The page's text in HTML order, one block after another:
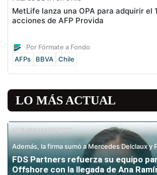
MetLife lanza una OPA para adquirir el
acciones de AFP Provida
Por Fórmate a Fondo
AFPs
BBVA Chile
LO MÁS ACTUAL
NOMBRAMIENTOS
Además, la firma sumó a Mercedes Delclaux y
FDS Partners refuerza su equipo
Offshore con la llegada de Ana